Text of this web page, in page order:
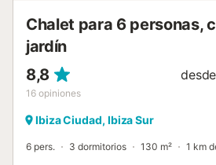
Chalet para 6 personas,
jardín
8,8
16 opiniones
desde
Ibiza Ciudad, Ibiza Sur
6 pers. 3 dormitorios 130 m² 1 km